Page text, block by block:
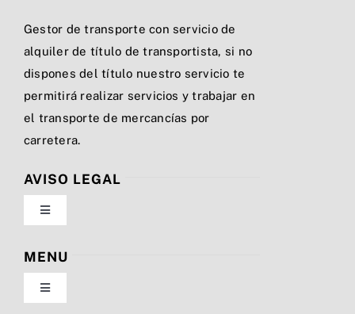
Gestor de transporte con servicio de
alquiler de título de transportista, si no
dispones del título nuestro servicio te
permitirá realizar servicios y trabajar en
el transporte de mercancías por
carretera.
AVISO LEGAL
Toggle
Navigation
Política de privacidad
Condiciones de uso
MENU
Toggle
Navigation